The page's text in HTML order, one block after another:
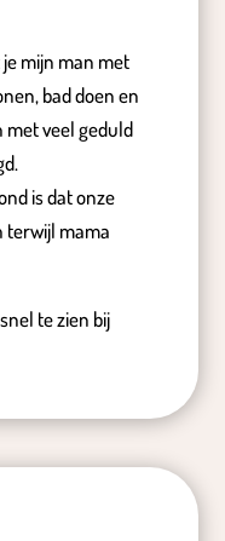
mijn man met
bad doen en
met veel geduld
is dat onze
terwijl mama
te zien bij